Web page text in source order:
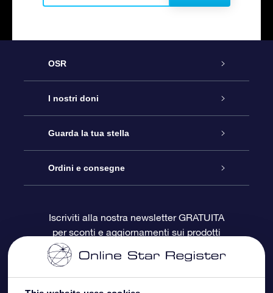
OSR
Assistenza
Contattaci
Blog
OSR Recensioni
I nostri doni
Online Star Gift
Pacchetto regalo OSR
Gift Card OSR
Doni aziendali
Guarda la tua stella
Registro stellare
Star Page personalizzata
One Million Stars
Ordini e consegne
Informazioni di Pagamento
Iscriviti alla nostra newsletter GRATUITA
per sconti e aggiornamenti sui prodotti